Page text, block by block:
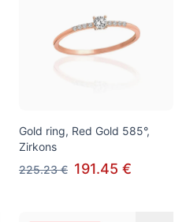
Gold ring, Red Gold 585°,
Zirkons
225.23 € 191.45 €